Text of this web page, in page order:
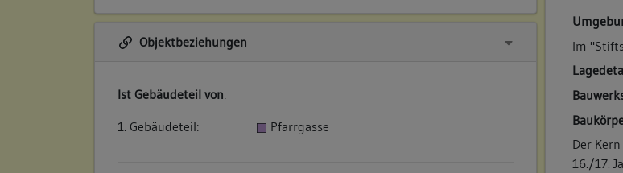
Objektbeziehungen
Ist Gebäudeteil von:
1. Gebäudeteil:
Pfarrgasse
Im
Der
16./17.